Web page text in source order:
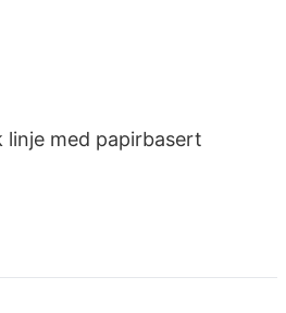
med papirbasert